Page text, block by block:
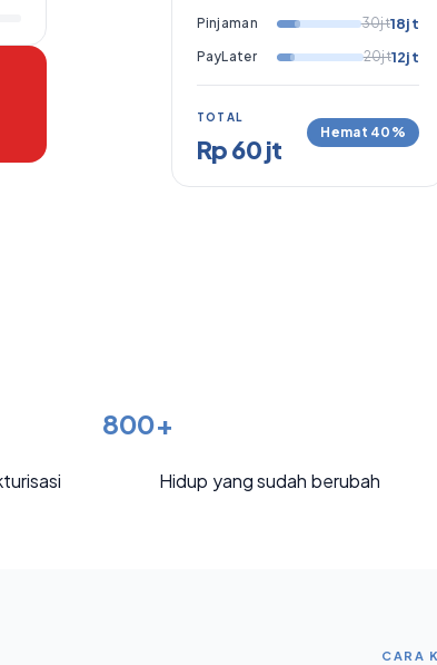
Pinjaman 30jt18jt
PayLater 20jt12jt
TOTAL
Rp 60 jt
Hemat 40%
800+
Hidup yang sudah berubah
CARA